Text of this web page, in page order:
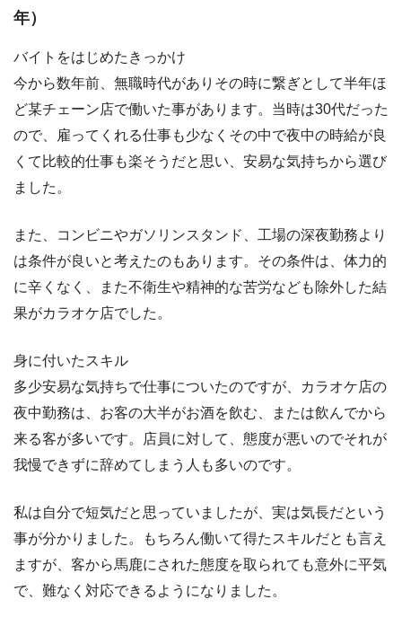
年）
バイトをはじめたきっかけ
今から数年前、無職時代がありその時に繋ぎとして半年ほ
ど某チェーン店で働いた事があります。当時は30代だった
ので、雇ってくれる仕事も少なくその中で夜中の時給が良
くて比較的仕事も楽そうだと思い、安易な気持ちから選び
ました。
また、コンビニやガソリンスタンド、工場の深夜勤務より
は条件が良いと考えたのもあります。その条件は、体力的
に辛くなく、また不衛生や精神的な苦労なども除外した結
果がカラオケ店でした。
身に付いたスキル
多少安易な気持ちで仕事についたのですが、カラオケ店の
夜中勤務は、お客の大半がお酒を飲む、または飲んでから
来る客が多いです。店員に対して、態度が悪いのでそれが
我慢できずに辞めてしまう人も多いのです。
私は自分で短気だと思っていましたが、実は気長だという
事が分かりました。もちろん働いて得たスキルだとも言え
ますが、客から馬鹿にされた態度を取られても意外に平気
で、難なく対応できるようになりました。